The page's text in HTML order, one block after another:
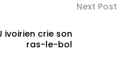
Next Post
ivoirien crie son
ras-le-bol